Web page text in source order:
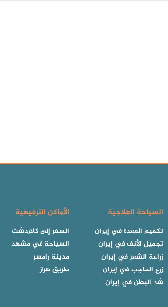
السياحة العلاجية
تكميم المعدة في إيران
تجميل الأنف في إيران
زراعة الشعر في إيران
زرع الحاجب في إيران
شد البطن في إيران
الأماكن الترفيهية
السفر إلى كلاردشت
السياحة في مشهد
مدينة رامسر
طريق هراز